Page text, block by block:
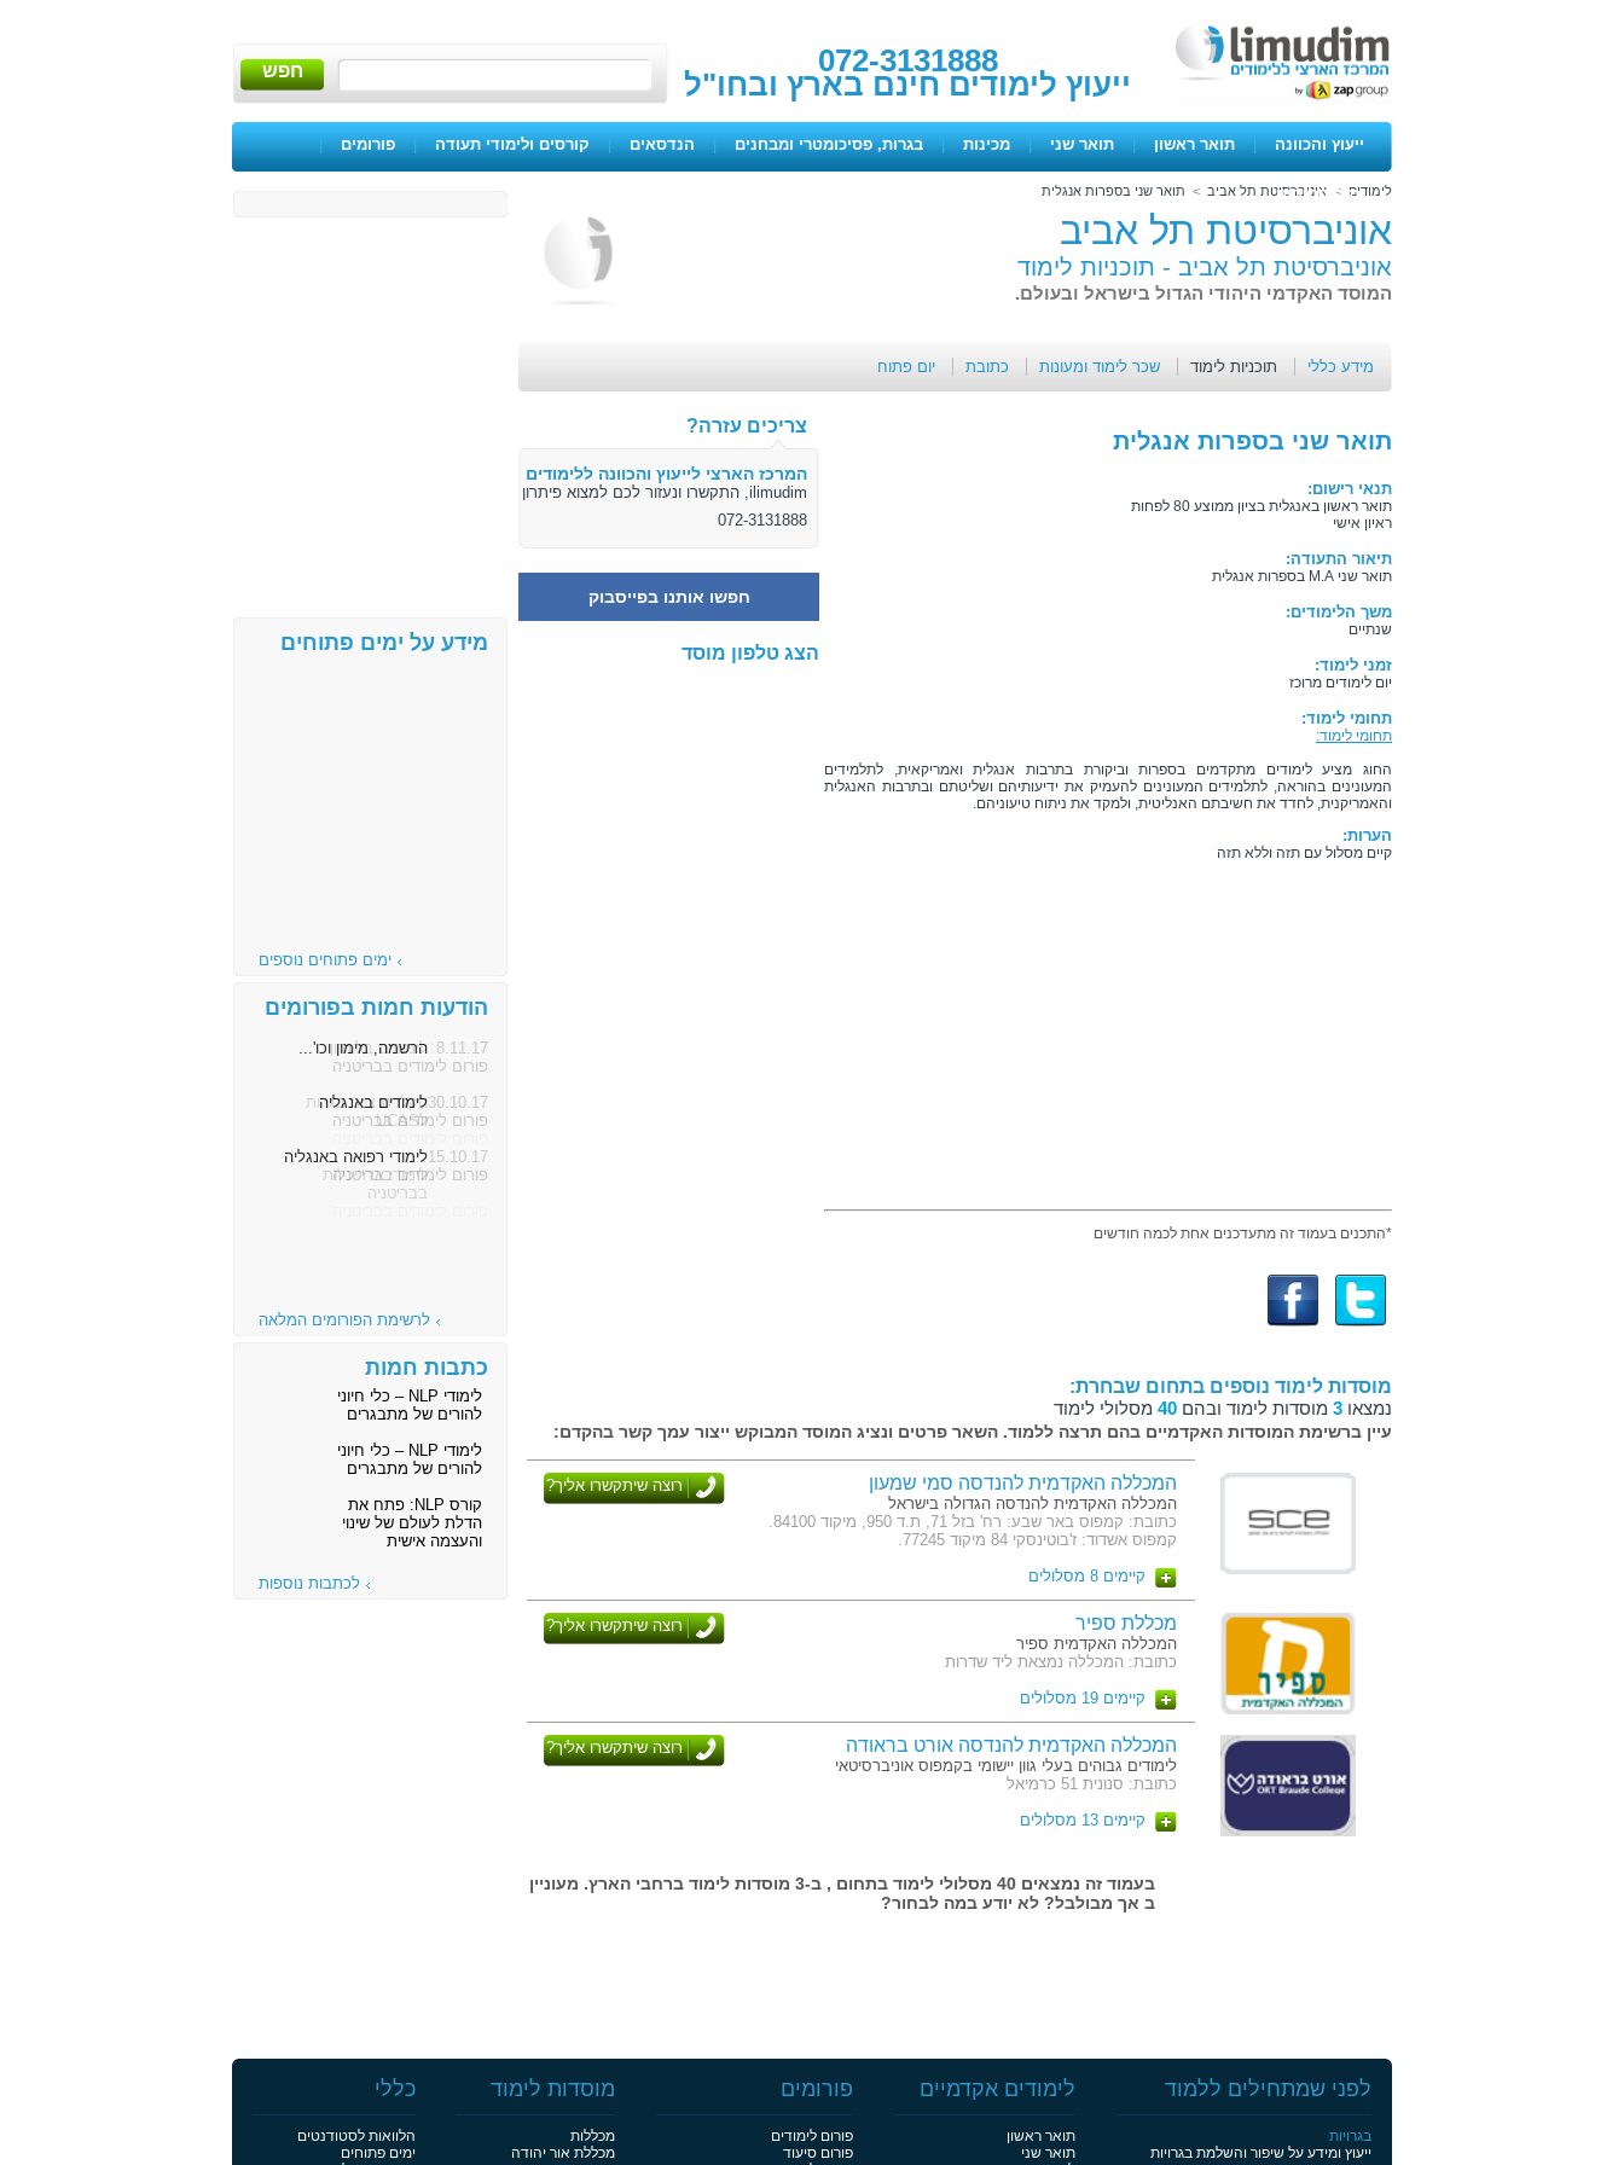
072-3131888
ייעוץ לימודים חינם בארץ ובחו"ל חפש
ייעוץ והכוונה | תואר ראשון | תואר שני | מכינות | בגרות, פסיכומטרי ומבחנים | הנדסאים | קורסים ולימודי תעודה | פורומים |
ימים פתוחיםלימודים > אוניברסיטת תל אביב > תואר שני בספרות אנגלית
אוניברסיטת תל אביב
אוניברסיטת תל אביב - תוכניות לימוד
המוסד האקדמי היהודי הגדול בישראל ובעולם.
מידע כללי תוכניות לימוד שכר לימוד ומעונות כתובת יום פתוח
צריכים עזרה?
המרכז הארצי לייעוץ והכוונה ללימודים
ilimudim, התקשרו ונעזור לכם למצוא פיתרון
072-3131888
חפשו אותנו בפייסבוק
הצג טלפון מוסד
תואר שני בספרות אנגלית
תנאי רישום:
תואר ראשון באנגלית בציון ממוצע 80 לפחות
ראיון אישי
תיאור התעודה:
תואר שני M.A בספרות אנגלית
משך הלימודים:
שנתיים
זמני לימוד:
יום לימודים מרוכז
תחומי לימוד:
תחומי לימוד:
החוג מציע לימודים מתקדמים בספרות וביקורת בתרבות אנגלית ואמריקאית, לתלמידים
המעונינים בהוראה, לתלמידים המעונינים להעמיק את ידיעותיהם ושליטתם ובתרבות האנגלית
והאמריקנית, לחדד את חשיבתם האנליטית, ולמקד את ניתוח טיעוניהם.
הערות:
קיים מסלול עם תזה וללא תזה
*התכנים בעמוד זה מתעדכנים אחת לכמה חודשים
מוסדות לימוד נוספים בתחום שבחרת:
נמצאו 3 מוסדות לימוד ובהם 40 מסלולי לימוד
עיין ברשימת המוסדות האקדמיים בהם תרצה ללמוד. השאר פרטים ונציג המוסד המבוקש ייצור עמך קשר בהקדם:
המכללה האקדמית להנדסה סמי שמעון
המכללה האקדמית להנדסה הגדולה בישראל
כתובת: קמפוס באר שבע: רח' בזל 71, ת.ד 950, מיקוד 84100.
קמפוס אשדוד: ז'בוטינסקי 84 מיקוד 77245.
רוצה שיתקשרו אליך?
קיימים 8 מסלולים
מכללת ספיר
המכללה האקדמית ספיר
כתובת: המכללה נמצאת ליד שדרות
רוצה שיתקשרו אליך?
קיימים 19 מסלולים
המכללה האקדמית להנדסה אורט בראודה
לימודים גבוהים בעלי גוון יישומי בקמפוס אוניברסיטאי
כתובת: סנונית 51 כרמיאל
רוצה שיתקשרו אליך?
קיימים 13 מסלולים
בעמוד זה נמצאים 40 מסלולי לימוד בתחום , ב-3 מוסדות לימוד ברחבי הארץ. מעוניין
ב אך מבולבל? לא יודע במה לבחור?
מידע על ימים פתוחים
ימים פתוחים נוספים
הודעות חמות בפורומים
8.11.17 הרשמה, מימון וכו'...
פורום לימודים בבריטניה
30.10.17לימודים באנגליה
פורום לימודים בבריטניה
15.10.17לימודי רפואה באנגליה
פורום לימודים בבריטניה
לרשימת הפורומים המלאה
כתבות חמות
לימודי NLP – כלי חיוני
להורים של מתבגרים
לימודי NLP – כלי חיוני
להורים של מתבגרים
קורס NLP: פתח את
הדלת לעולם של שינוי
והעצמה אישית
לכתבות נוספות
לפני שמתחילים ללמוד
בגרויות
ייעוץ ומידע על שיפור והשלמת בגרויות
לימודים אקדמיים
תואר ראשון
תואר שני
פורומים
פורום לימודים
פורום סיעוד
מוסדות לימוד
מכללות
מכללת אור יהודה
כללי
הלוואות לסטודנטים
ימים פתוחים